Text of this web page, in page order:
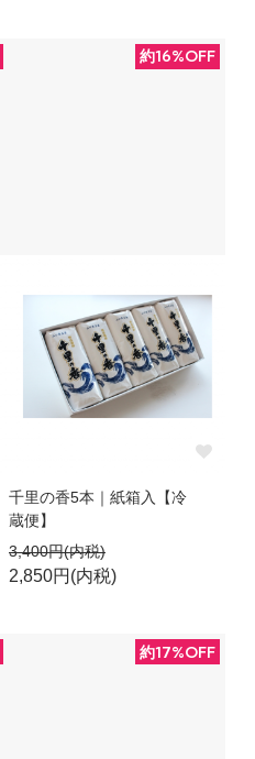
約16%OFF
千里の香5本｜紙箱入【冷
蔵便】
3,400円(内税)
2,850円(内税)
約17%OFF